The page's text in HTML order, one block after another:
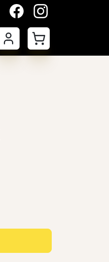
facebookinstagram
Mijn accountWinkelwagen